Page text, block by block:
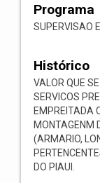
Programa
SUPERVISAO
Histórico
VALOR QUE
SERVICOS
EMPREITADA
MONTAGENM
(ARMARIO,
DO PIAUI.